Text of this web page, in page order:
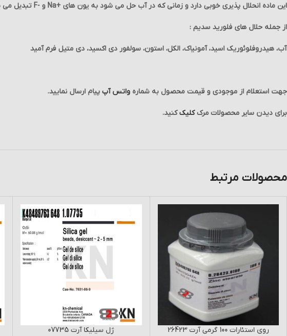
این ماده انحلال پذیری خوبی دارد و زمانی که در آب حل می شود به یون های +Na و -F تبدیل می شود.
از جمله حلال های فلورید سدیم :
آب، هیدروفلوئوریک اسید، آمونیاک، الکل، استون، سولفور دی اکسید، دی متیل فرم آمید
جهت استعلام از موجودی و قیمت محصول به شماره واتس آپ پیام ارسال نمایید.
برای دیدن سایر محصولات مرک کلیککنید.
محصولات مرتبط
روی استئارات 100 گرمی آرت 26423 ژل سیلیکا آرت 07735